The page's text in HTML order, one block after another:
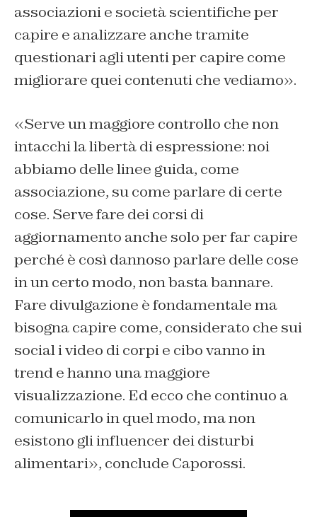
associazioni e società scientifiche per
capire e analizzare anche tramite
questionari agli utenti per capire come
migliorare quei contenuti che vediamo».
«Serve un maggiore controllo che non
intacchi la libertà di espressione: noi
abbiamo delle linee guida, come
associazione, su come parlare di certe
cose. Serve fare dei corsi di
aggiornamento anche solo per far capire
perché è così dannoso parlare delle cose
in un certo modo, non basta bannare.
Fare divulgazione è fondamentale ma
bisogna capire come, considerato che sui
social i video di corpi e cibo vanno in
trend e hanno una maggiore
visualizzazione. Ed ecco che continuo a
comunicarlo in quel modo, ma non
esistono gli influencer dei disturbi
alimentari», conclude Caporossi.